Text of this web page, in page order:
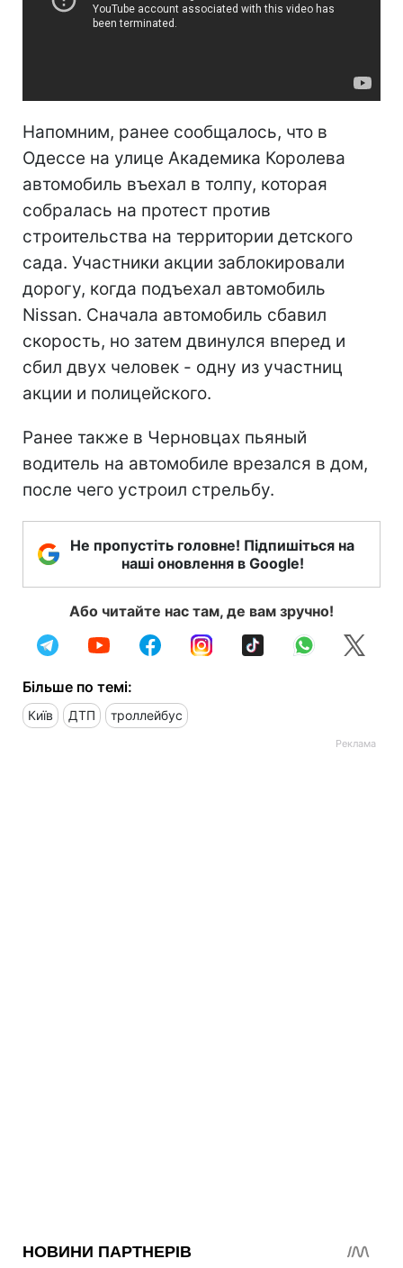
Напомним, ранее сообщалось, что в
Одессе на улице Академика Королева
автомобиль въехал в толпу, которая
собралась на протест против
строительства на территории детского
сада. Участники акции заблокировали
дорогу, когда подъехал автомобиль
Nissan. Сначала автомобиль сбавил
скорость, но затем двинулся вперед и
сбил двух человек - одну из участниц
акции и полицейского.
Ранее также в Черновцах пьяный
водитель на автомобиле врезался в дом,
после чего устроил стрельбу.
Не пропустіть головне! Підпишіться на
наші оновлення в Google!
Або читайте нас там, де вам зручно!
Більше по темі:
Київ ДТП троллейбус